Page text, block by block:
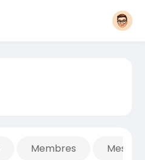
Membres Mes fils